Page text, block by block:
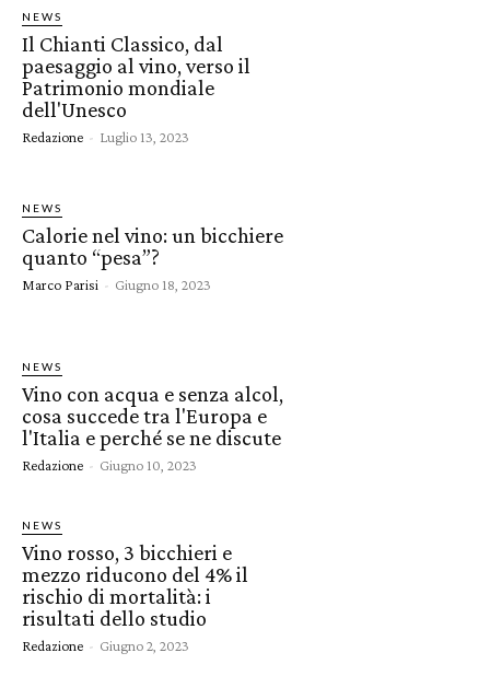
NEWS
Il Chianti Classico, dal
paesaggio al vino, verso il
Patrimonio mondiale
dell'Unesco
Redazione - Luglio 13, 2023
NEWS
Calorie nel vino: un bicchiere
quanto “pesa”?
Marco Parisi - Giugno 18, 2023
NEWS
Vino con acqua e senza alcol,
cosa succede tra l'Europa e
l'Italia e perché se ne discute
Redazione - Giugno 10, 2023
NEWS
Vino rosso, 3 bicchieri e
mezzo riducono del 4% il
rischio di mortalità: i
risultati dello studio
Redazione - Giugno 2, 2023